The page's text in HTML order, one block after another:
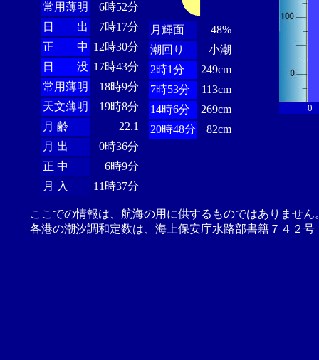
常用薄明
6時52分
日 出
7時17分
正 中 12時30分
日 没 17時43分
常用薄明
18時9分
天文薄明
19時8分
月 齢
22.1
月 出
0時36分
正 中
6時9分
月 入
11時37分
月輝面
48%
潮回り
小潮
2時1分
249cm
7時53分
113cm
14時6分
269cm
20時48分
82cm
0
ここでの情報は、航海の用に供するものではありませ
各港の潮汐調和定数は、海上保安庁水路部書籍７４２